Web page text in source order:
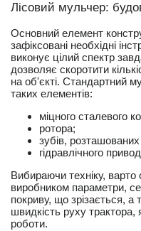
Лісовий мульчер:
Основний елемент
зафіксовані необхідні
виконує цілий спектр
дозволяє скоротити
на об'єкті. Стандартний
таких елементів:
міцного сталевого
ротора;
зубів, розташованих
гідравлічного
Вибираючи техніку, варто
виробником параметри,
покриву, що зрізається, а
швидкість руху
роботи.